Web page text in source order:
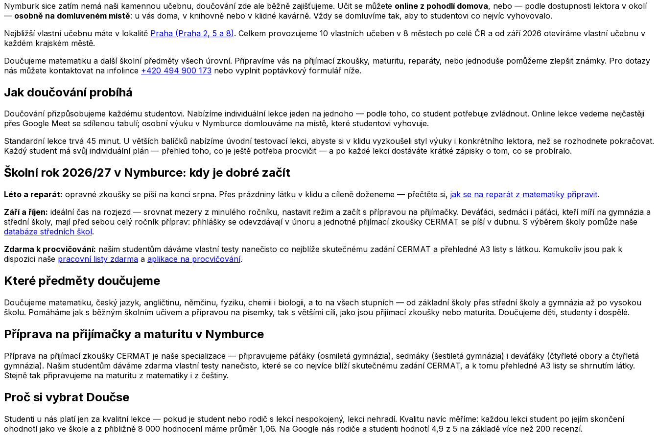
Nymburk sice zatím nemá naši kamennou učebnu, doučování zde ale běžně zajišťujeme. Učit se můžete online z pohodlí domova, nebo — podle dostupnosti lektora v okolí
— osobně na domluveném místě: u vás doma, v knihovně nebo v klidné kavárně. Vždy se domluvíme tak, aby to studentovi co nejvíc vyhovovalo.
Nejbližší vlastní učebnu máte v lokalitě Praha (Praha 2, 5 a 8). Celkem provozujeme 10 vlastních učeben v 8 městech po celé ČR a od září 2026 otevíráme vlastní učebnu v
každém krajském městě.
Doučujeme matematiku a další školní předměty všech úrovní. Připravíme vás na přijímací zkoušky, maturitu, reparáty, nebo jednoduše pomůžeme zlepšit známky. Pro dotazy
nás můžete kontaktovat na infolince +420 494 900 173 nebo vyplnit poptávkový formulář níže.
Jak doučování probíhá
Doučování přizpůsobujeme každému studentovi. Nabízíme individuální lekce jeden na jednoho — podle toho, co student potřebuje zvládnout. Online lekce vedeme nejčastěji
přes Google Meet se sdílenou tabulí; osobní výuku v Nymburce domlouváme na místě, které studentovi vyhovuje.
Standardní lekce trvá 45 minut. U větších balíčků nabízíme úvodní testovací lekci, abyste si v klidu vyzkoušeli styl výuky i konkrétního lektora, než se rozhodnete pokračovat.
Každý student má svůj individuální plán — přehled toho, co je ještě potřeba procvičit — a po každé lekci dostáváte krátké zápisky o tom, co se probíralo.
Školní rok 2026/27 v Nymburce: kdy je dobré začít
Léto a reparát: opravné zkoušky se píší na konci srpna. Přes prázdniny látku v klidu a cíleně doženeme — přečtěte si, jak se na reparát z matematiky připravit.
Září a říjen: ideální čas na rozjezd — srovnat mezery z minulého ročníku, nastavit režim a začít s přípravou na přijímačky. Deváťáci, sedmáci i páťáci, kteří míří na gymnázia a
střední školy, mají před sebou celý ročník příprav: přihlášky se odevzdávají v únoru a jednotné přijímací zkoušky CERMAT se píší v dubnu. S výběrem školy pomůže naše
databáze středních škol.
Zdarma k procvičování: našim studentům dáváme vlastní testy nanečisto co nejblíže skutečnému zadání CERMAT a přehledné A3 listy s látkou. Komukoliv jsou pak k
dispozici naše pracovní listy zdarma a aplikace na procvičování.
Které předměty doučujeme
Doučujeme matematiku, český jazyk, angličtinu, němčinu, fyziku, chemii i biologii, a to na všech stupních — od základní školy přes střední školy a gymnázia až po vysokou
školu. Pomáháme jak s běžným školním učivem a přípravou na písemky, tak s většími cíli, jako jsou přijímací zkoušky nebo maturita. Doučujeme děti, studenty i dospělé.
Příprava na přijímačky a maturitu v Nymburce
Příprava na přijímací zkoušky CERMAT je naše specializace — připravujeme páťáky (osmiletá gymnázia), sedmáky (šestiletá gymnázia) i deváťáky (čtyřleté obory a čtyřletá
gymnázia). Našim studentům dáváme zdarma vlastní testy nanečisto, které se co nejvíce blíží skutečnému zadání CERMAT, a k tomu přehledné A3 listy se shrnutím látky.
Stejně tak připravujeme na maturitu z matematiky i z češtiny.
Proč si vybrat Doučse
Studenti u nás platí jen za kvalitní lekce — pokud je student nebo rodič s lekcí nespokojený, lekci nehradí. Kvalitu navíc měříme: každou lekci student po jejím skončení
ohodnotí jako ve škole a z přibližně 8 000 hodnocení máme průměr 1,06. Na Google nás rodiče a studenti hodnotí 4,9 z 5 na základě více než 200 recenzí.